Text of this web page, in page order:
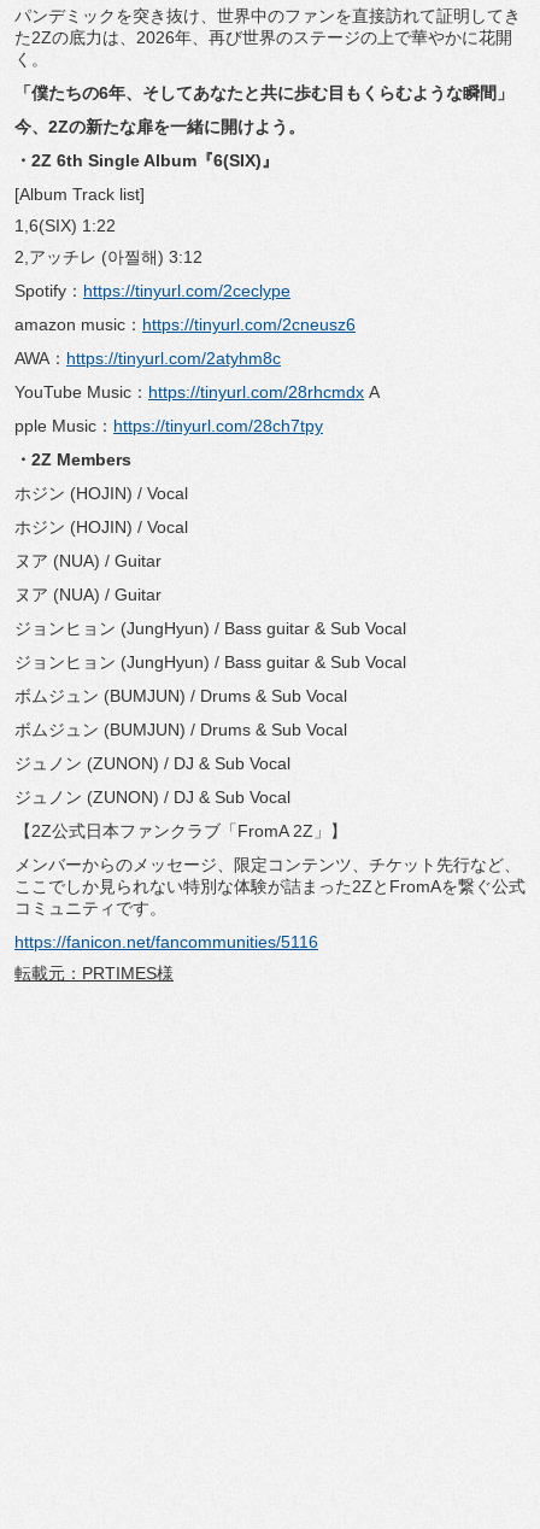
パンデミックを突き抜け、 世界中のファンを直接訪れて証明してき
た2Zの底力は、 2026年、再び世界のステージの上で華やかに花開
く。
「僕たちの6年、そしてあなたと共に歩む目もくらむような瞬間」
今、2Zの新たな扉を一緒に開けよう。
・2Z 6th Single Album『6(SIX)』
[Album Track list]
1,6(SIX) 1:22
2,アッチレ (아찔해) 3:12
Spotify： https://tinyurl.com/2ceclype
amazon music： https://tinyurl.com/2cneusz6
AWA： https://tinyurl.com/2atyhm8c
YouTube Music： https://tinyurl.com/28rhcmdx A
pple Music： https://tinyurl.com/28ch7tpy
・2Z Members
ホジン (HOJIN) / Vocal
ホジン (HOJIN) / Vocal
ヌア (NUA) / Guitar
ヌア (NUA) / Guitar
ジョンヒョン (JungHyun) / Bass guitar & Sub Vocal
ジョンヒョン (JungHyun) / Bass guitar & Sub Vocal
ボムジュン (BUMJUN) / Drums & Sub Vocal
ボムジュン (BUMJUN) / Drums & Sub Vocal
ジュノン (ZUNON) / DJ & Sub Vocal
ジュノン (ZUNON) / DJ & Sub Vocal
【2Z公式日本ファンクラブ「FromA 2Z」】
メンバーからのメッセージ、限定コンテンツ、チケット先行など、
ここでしか見られない特別な体験が詰まった2ZとFromAを繋ぐ公式
コミュニティです。
https://fanicon.net/fancommunities/5116
転載元：PRTIMES様